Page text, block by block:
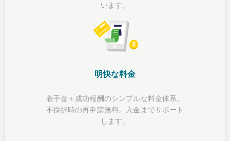
います。
明快な料金
着手金＋成功報酬のシンプルな料金体系。
不採択時の再申請無料。入金までサポート
します。